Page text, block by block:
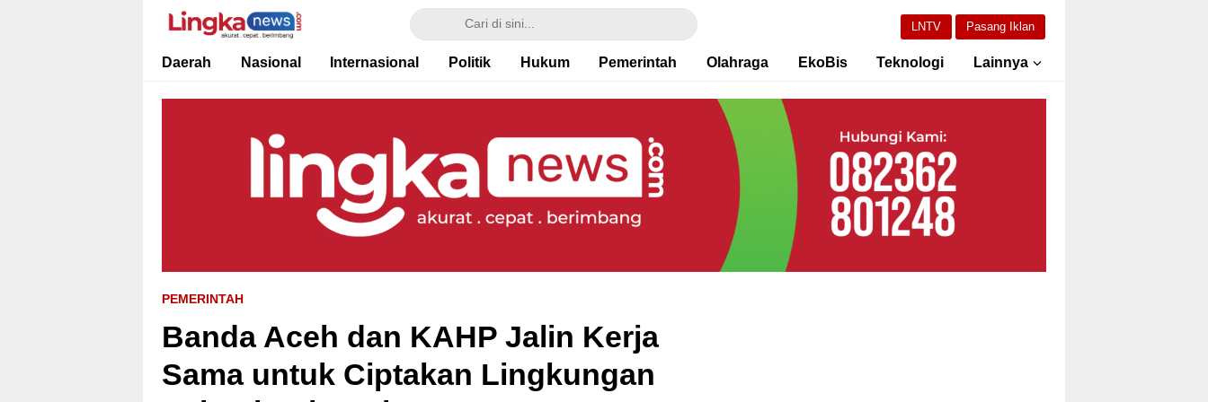
Lingkanews
Akurat. Cepat & Berimbang
LNTV Pasang Iklan
Daerah Nasional Internasional Politik Hukum Pemerintah Olahraga EkoBis Teknologi Lainnya
PEMERINTAH
Banda Aceh dan KAHP Jalin Kerja
Sama untuk Ciptakan Lingkungan